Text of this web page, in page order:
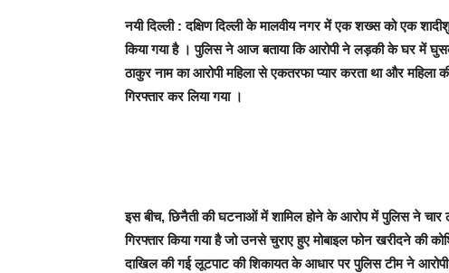
नयी दिल्ली : दक्षिण दिल्ली के मालवीय नगर में एक शख्स को एक
किया गया है । पुलिस ने आज बताया कि आरोपी ने लड़की के घर में
ठाकुर नाम का आरोपी महिला से एकतरफा प्यार करता था और
गिरफ्तार कर लिया गया ।
इस बीच, छिनैती की घटनाओं में शामिल होने के आरोप में पुलिस ने
गिरफ्तार किया गया है जो उनसे चुराए हुए मोबाइल फोन खरीदने
दाखिल की गई लूटपाट की शिकायत के आधार पर पुलिस टीम ने